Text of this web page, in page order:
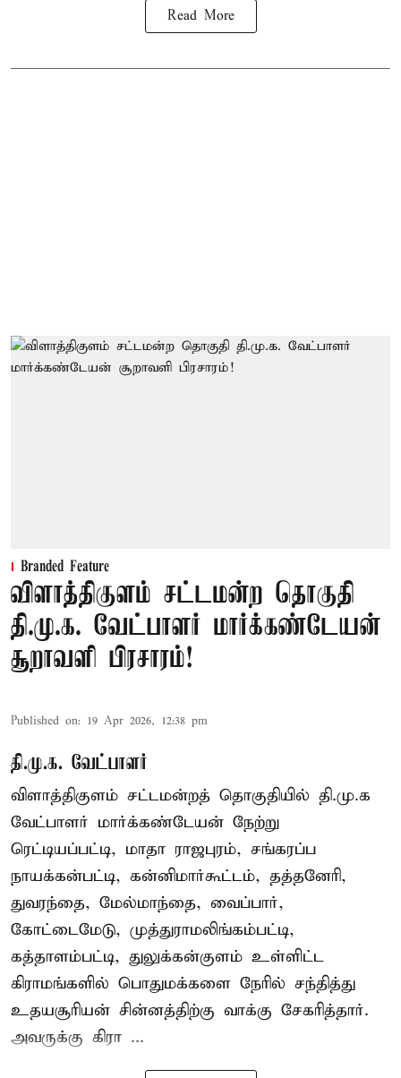
Read More
Branded Feature
விளாத்திகுளம் சட்டமன்ற தொகுதி
தி.மு.க. வேட்பாளர் மார்க்கண்டேயன்
சூறாவளி பிரசாரம்!
Published on: 19 Apr 2026, 12:38 pm
தி.மு.க. வேட்பாளர்
விளாத்திகுளம் சட்டமன்றத் தொகுதியில் தி.மு.க
வேட்பாளர் மார்க்கண்டேயன் நேற்று
ரெட்டியப்பட்டி, மாதா ராஜபுரம், சங்கரப்ப
நாயக்கன்பட்டி, கன்னிமார்கூட்டம், தத்தனேரி,
துவரந்தை, மேல்மாந்தை, வைப்பார்,
கோட்டைமேடு, முத்துராமலிங்கம்பட்டி,
கத்தாளம்பட்டி, துலுக்கன்குளம் உள்ளிட்ட
கிராமங்களில் பொதுமக்களை நேரில் சந்தித்து
உதயசூரியன் சின்னத்திற்கு வாக்கு சேகரித்தார்.
அவருக்கு கிரா ...